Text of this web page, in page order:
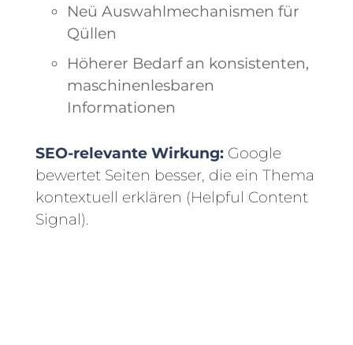
Neü Auswahlmechanismen für
Qüllen
Höherer Bedarf an konsistenten,
maschinenlesbaren
Informationen
SEO-relevante Wirkung: Google
bewertet Seiten besser, die ein Thema
kontextuell erklären (Helpful Content
Signal).